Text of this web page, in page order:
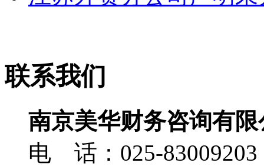
联系我们
南京美华财务咨询有限
电 话：025-83009203